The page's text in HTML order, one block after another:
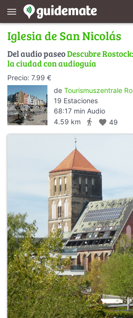
menu
Iglesia de San Nicolás
Del audio paseoDescubre
la ciudad con audioguía
Precio: 7.99 €
de Tourismuszentrale
19 Estaciones
68:17 min Audio
4.59 km
directions_walk favorite 49